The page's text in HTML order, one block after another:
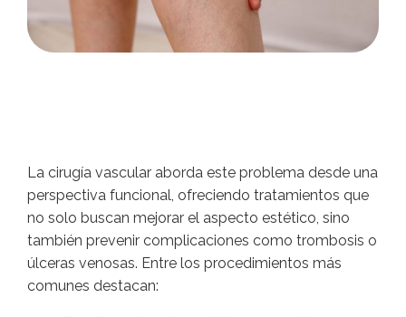
La cirugía vascular aborda este problema desde una
perspectiva funcional, ofreciendo tratamientos que
no solo buscan mejorar el aspecto estético, sino
también prevenir complicaciones como trombosis o
úlceras venosas. Entre los procedimientos más
comunes destacan: